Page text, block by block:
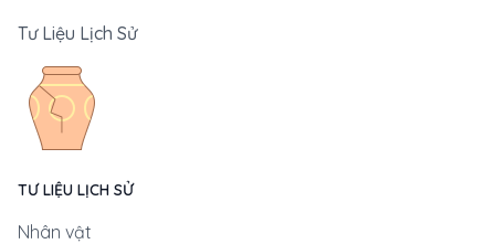
Tư Liệu Lịch Sử
TƯ LIỆU LỊCH SỬ
Nhân vật